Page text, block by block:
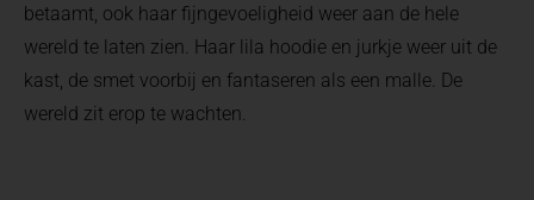
betaamt, ook haar fijngevoeligheid weer aan de hele
wereld te laten zien. Haar lila hoodie en jurkje weer uit de
kast, de smet voorbij en fantaseren als een malle. De
wereld zit erop te wachten.